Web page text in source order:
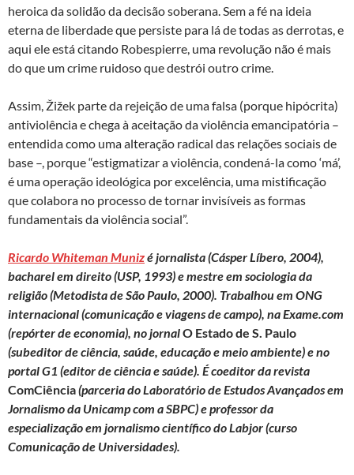
heroica da solidão da decisão soberana. Sem a fé na ideia
eterna de liberdade que persiste para lá de todas as derrotas, e
aqui ele está citando Robespierre, uma revolução não é mais
do que um crime ruidoso que destrói outro crime.
Assim, Žižek parte da rejeição de uma falsa (porque hipócrita)
antiviolência e chega à aceitação da violência emancipatória –
entendida como uma alteração radical das relações sociais de
base –, porque “estigmatizar a violência, condená-la como ‘má’,
é uma operação ideológica por excelência, uma mistificação
que colabora no processo de tornar invisíveis as formas
fundamentais da violência social”.
Ricardo Whiteman Munizé jornalista (Cásper Líbero, 2004),
bacharel em direito (USP, 1993) e mestre em sociologia da
religião (Metodista de São Paulo, 2000). Trabalhou em ONG
internacional (comunicação e viagens de campo), na Exame.com
(repórter de economia), no jornalO Estado de S. Paulo
(subeditor de ciência, saúde, educação e meio ambiente) e no
portal G1 (editor de ciência e saúde). É coeditor da revista
ComCiência(parceria do Laboratório de Estudos Avançados em
Jornalismo da Unicamp com a SBPC) e professor da
especialização em jornalismo científico do Labjor (curso
Comunicação de Universidades).